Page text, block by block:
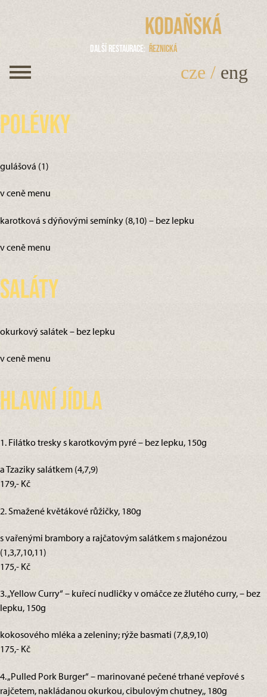
Kodaňská
Další restaurace Řeznická
cze / eng
Polévky
gulášová (1)
v ceně menu
karotková s dýňovými semínky (8,10) – bez lepku
v ceně menu
Saláty
okurkový salátek – bez lepku
v ceně menu
Hlavní jídla
1. Filátko tresky s karotkovým pyré – bez lepku, 150g
a Tzaziky salátkem (4,7,9)
179,- Kč
2. Smažené květákové růžičky, 180g
s vařenými brambory a rajčatovým salátkem s majonézou
(1,3,7,10,11)
175,- Kč
3. „Yellow Curry“ – kuřecí nudličky v omáčce ze žlutého curry, – bez
lepku, 150g
kokosového mléka a zeleniny; rýže basmati (7,8,9,10)
175,- Kč
4. „Pulled Pork Burger“ – marinované pečené trhané vepřové s
rajčetem, nakládanou okurkou, cibulovým chutney,, 180g